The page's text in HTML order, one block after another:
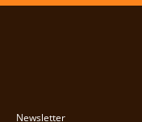
Newsletter